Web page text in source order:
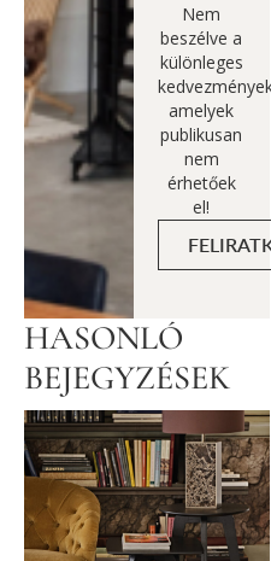
Nem
beszélve a
különleges
amelyek
publikusan
nem
érhetőek
el!
HASONLÓ
BEJEGYZÉSEK